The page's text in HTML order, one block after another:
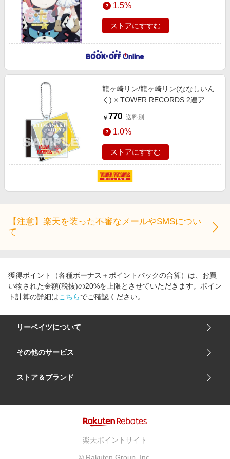
1.5%
ストアにすすむ
龍ヶ崎リン/龍ヶ崎リン(ななしいん
く) × TOWER RECORDS 2連アク
￥ 770+送料別
1.0%
ストアにすすむ
【注意】楽天を装った不審なメールやSMSについ
て
獲得ポイント（各種ボーナス＋ポイントバックの合算）は、お買
い物された金額(税抜)の20%を上限とさせていただきます。ポイン
ト計算の詳細はこちらでご確認ください。
リーベイツについて
会社概要
サイトマップ
リーベイツ ポイントアシスト
その他のサービス
楽天市場
ストア＆ブランド
楽天ポイントサイト